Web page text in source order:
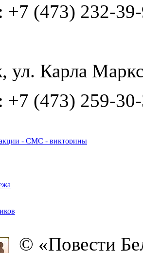
+7 (473) 232-
ул. Карла
+7 (473) 259-
акции - СМС - викторины
© «Повести